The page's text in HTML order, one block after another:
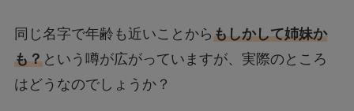
同じ名字で年齢も近いことからもしかして姉妹か
も？という噂が広がっていますが、実際のところ
はどうなのでしょうか？